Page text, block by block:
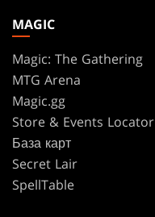
MAGIC
Magic: The Gathering
MTG Arena
Magic.gg
Store & Events Locator
База карт
Secret Lair
SpellTable